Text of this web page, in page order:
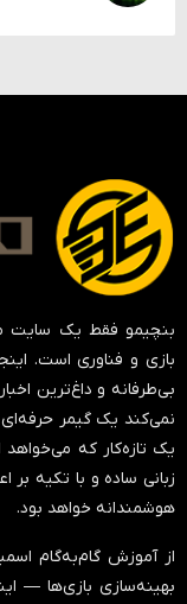
بنچیمو فقط یک سایت
بازی و فناوری است.
بی‌طرفانه و داغ‌ترین
نمی‌کند یک گیمر
یک تازه‌کار که
زبانی ساده و با تکیه بر
هوشمندانه خواهد بود.
از آموزش گام‌به‌گام
بهینه‌سازی بازی‌ها —